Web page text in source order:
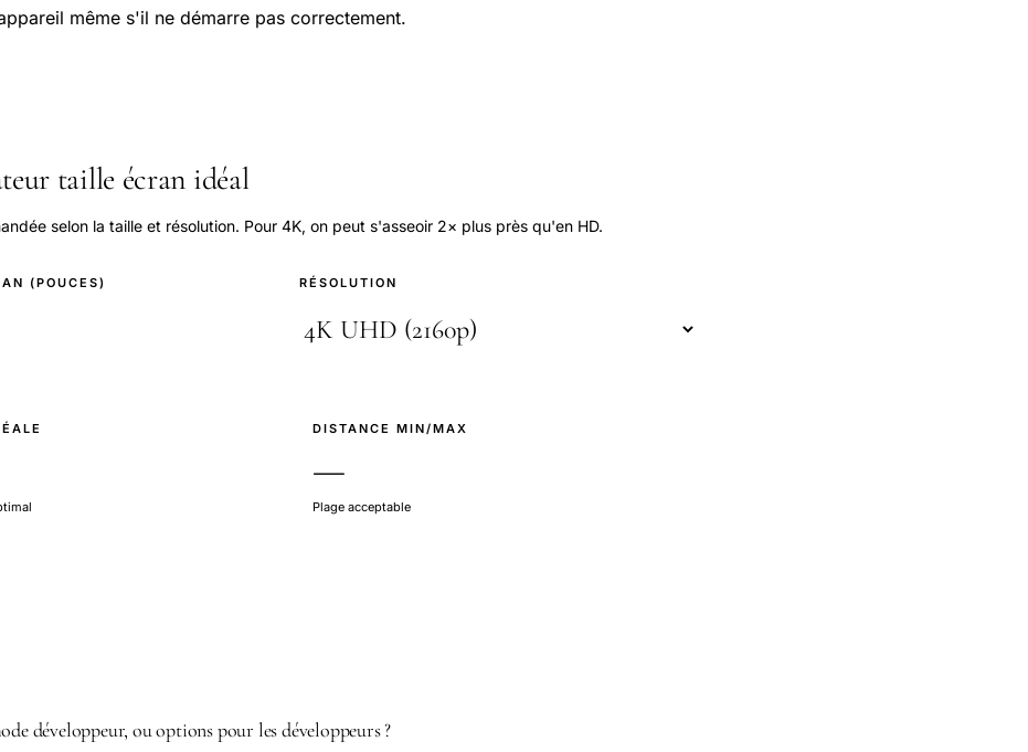
même s'il ne démarre pas correctement.
taille écran idéal
selon la taille et résolution. Pour 4K, on peut s'asseoir 2× plus près qu'en HD.
(POUCES) RÉSOLUTION
DISTANCE MIN/MAX
—
Plage acceptable
développeur, ou options pour les développeurs ?